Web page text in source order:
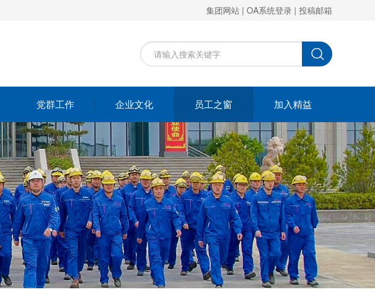
集团网站 | OA系统登录 | 投稿邮箱
党群工作 企业文化 员工之窗 加入精益